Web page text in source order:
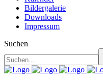
Bildergalerie
Downloads
Impressum
Suchen